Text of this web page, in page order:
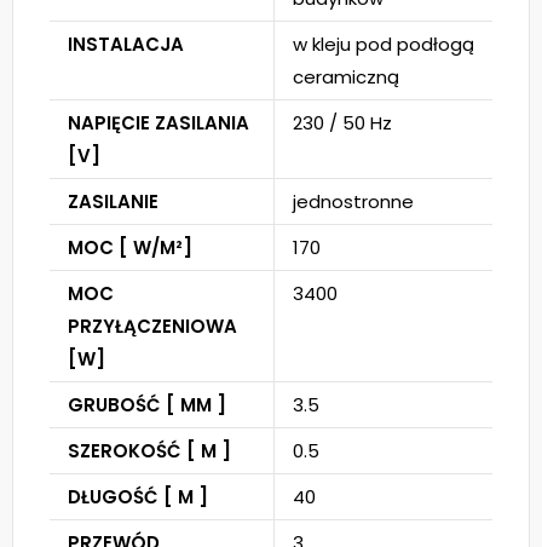
INSTALACJA
w kleju pod podłogą
ceramiczną
NAPIĘCIE ZASILANIA
[V]
230 / 50 Hz
ZASILANIE
jednostronne
MOC [ W/M²]
170
MOC
PRZYŁĄCZENIOWA
[W]
3400
GRUBOŚĆ [ MM ]
3.5
SZEROKOŚĆ [ M ]
0.5
DŁUGOŚĆ [ M ]
40